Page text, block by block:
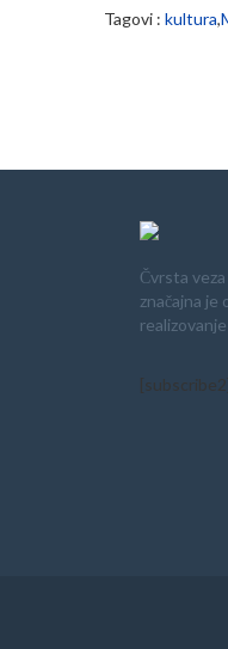
Tagovi : kultura,
Čvrsta
značajna je